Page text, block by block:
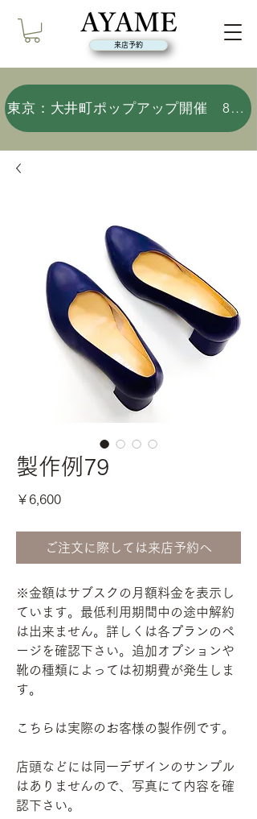
来店予約
東京：大井町ポップアップ開催 8/9(日)
製作例79
￥6,600価
ご注文に際しては来店予約へ
※金額はサブスクの月額料金を表示し
ています。最低利用期間中の途中解約
は出来ません。詳しくは各プランのペ
ージを確認下さい。追加オプションや
靴の種類によっては初期費が発生しま
す。
こちらは実際のお客様の製作例です。
店頭などには同一デザインのサンプル
はありませんので、写真にて内容を確
認下さい。